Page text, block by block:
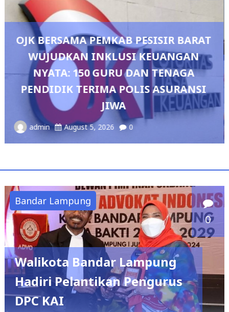
Pedang Pora Sambut Kombes
Sianipar, Babak Baru
Polresta Bandar Lampung
admin August 4, 2026
Bandar Lampung
0
Walikota Bandar Lampung
Hadiri Pelantikan Pengurus
DPC KAI